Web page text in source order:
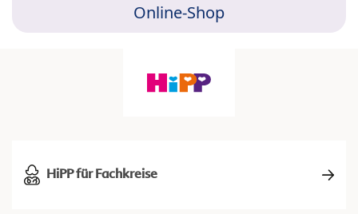
Online-Shop
HiPP für Fachkreise